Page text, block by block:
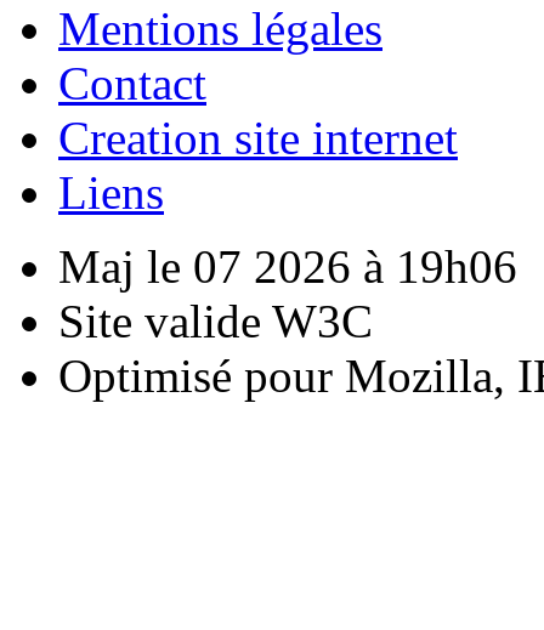
Mentions légales
Contact
Creation site internet
Liens
Maj le 07 2026 à 19h06
Site valide W3C
Optimisé pour Mozilla,